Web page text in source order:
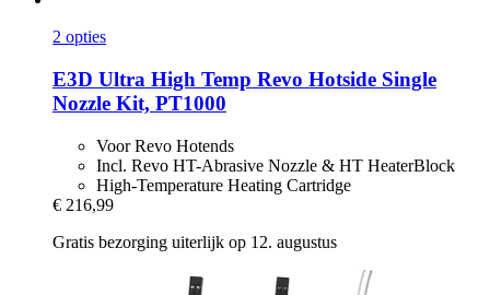
2 opties
E3D Ultra High Temp Revo Hotside Single
Nozzle Kit, PT1000
Voor Revo Hotends
Incl. Revo HT-Abrasive Nozzle & HT HeaterBlock
High-Temperature Heating Cartridge
€ 216,99
Gratis bezorging uiterlijk op 12. augustus